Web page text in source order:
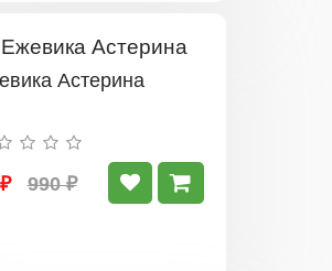
Астерина
990 ₽